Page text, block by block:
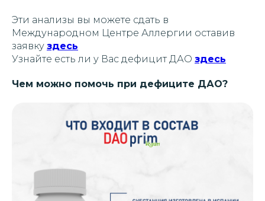
Эти анализы вы можете сдать в
Международном Центре Аллергии оставив
заявку здесь
Узнайте есть ли у Вас дефицит ДАО здесь
Чем можно помочь при дефиците ДАО?